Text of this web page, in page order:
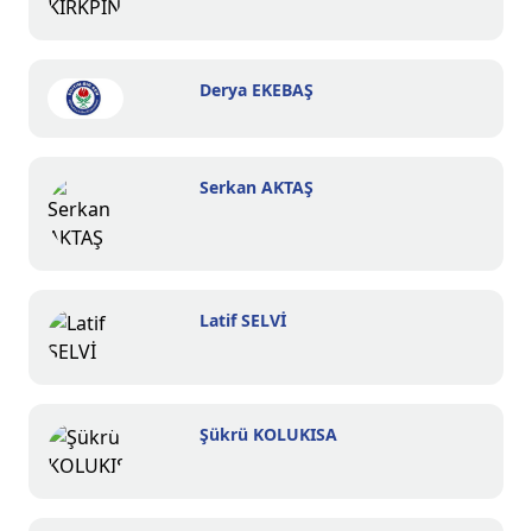
Derya EKEBAŞ
Serkan AKTAŞ
Latif SELVİ
Şükrü KOLUKISA